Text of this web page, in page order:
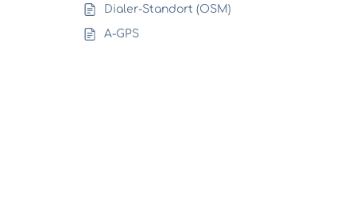
Dialer-Standort (OSM)
A-GPS